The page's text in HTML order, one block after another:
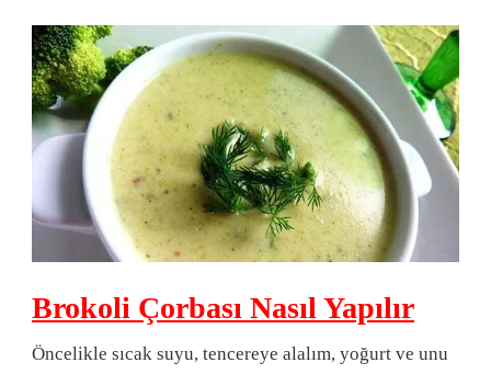
Brokoli Çorbası Nasıl Yapılır
Öncelikle sıcak suyu, tencereye alalım, yoğurt ve unu